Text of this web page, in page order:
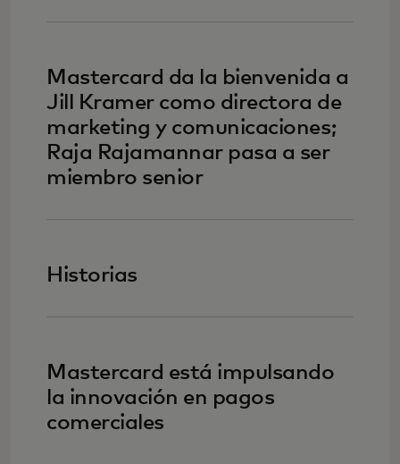
Mastercard da la bienvenida a
Jill Kramer como directora de
marketing y comunicaciones;
Raja Rajamannar pasa a ser
miembro senior
Historias
Mastercard está impulsando
la innovación en pagos
comerciales